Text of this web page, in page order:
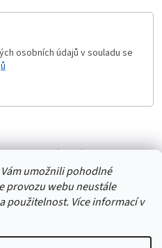
umožnili pohodlné
provozu webu neustále
použitelnost. Více informací v
osobních údajů v souladu se
- hodnocení Solárne panely.sk
zapper